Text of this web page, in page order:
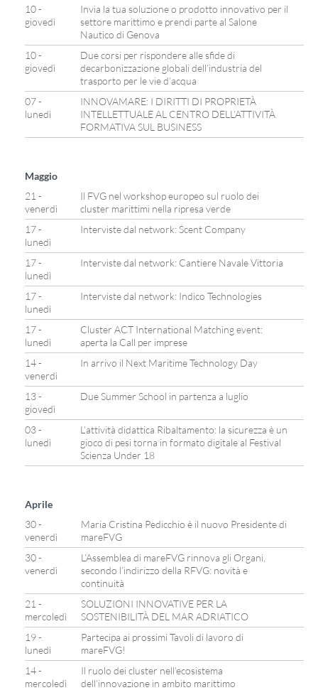
10 -
giovedì
Invia la tua soluzione o prodotto innovativo per il
settore marittimo e prendi parte al Salone
Nautico di Genova
10 -
giovedì
Due corsi per rispondere alle sfide di
decarbonizzazione globali dell’industria del
trasporto per le vie d’acqua
07 -
lunedì
INNOVAMARE: I DIRITTI DI PROPRIETÀ
INTELLETTUALE AL CENTRO DELL’ATTIVITÀ
FORMATIVA SUL BUSINESS
Maggio
21 -
venerdì
Il FVG nel workshop europeo sul ruolo dei
cluster marittimi nella ripresa verde
17 -
lunedì
Interviste dal network: Scent Company
17 -
lunedì
Interviste dal network: Cantiere Navale Vittoria
17 -
lunedì
Interviste dal network: Indico Technologies
17 -
lunedì
Cluster ACT International Matching event:
aperta la Call per imprese
14 -
venerdì
In arrivo il Next Maritime Technology Day
13 -
giovedì
Due Summer School in partenza a luglio
03 -
lunedì
L’attività didattica Ribaltamento: la sicurezza è un
gioco di pesi torna in formato digitale al Festival
Scienza Under 18
Aprile
30 -
venerdì
Maria Cristina Pedicchio è il nuovo Presidente di
mareFVG
30 -
venerdì
L’Assemblea di mareFVG rinnova gli Organi,
secondo l’indirizzo della RFVG: novità e
continuità
21 -
mercoledì
SOLUZIONI INNOVATIVE PER LA
SOSTENIBILITÀ DEL MAR ADRIATICO
19 -
lunedì
Partecipa ai prossimi Tavoli di lavoro di
mareFVG!
14 -
mercoledì
Il ruolo dei cluster nell’ecosistema
dell’innovazione in ambito marittimo